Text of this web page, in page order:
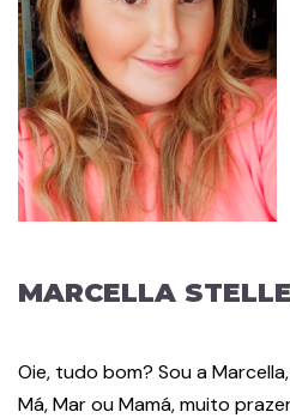
MARCELLA STELLE
Oie, tudo bom? Sou a
Má, Mar ou Mamá, muito